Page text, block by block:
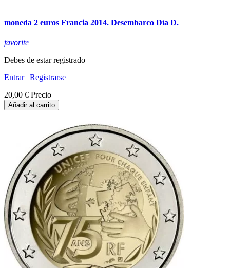
moneda 2 euros Francia 2014. Desembarco Día D.
favorite
Debes de estar registrado
Entrar| Registrarse
20,00 € Precio
Añadir al carrito